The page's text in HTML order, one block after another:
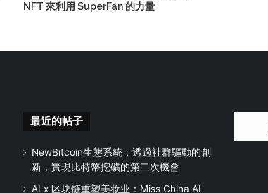
NFT 來利用 SuperFan 的力量
最近的帖子
NewBitcoin生態系統：透過社群驅動的創
新，實現比特幣挖礦的第二次機會
AI x 区块链重塑美妆业：Miss China AI